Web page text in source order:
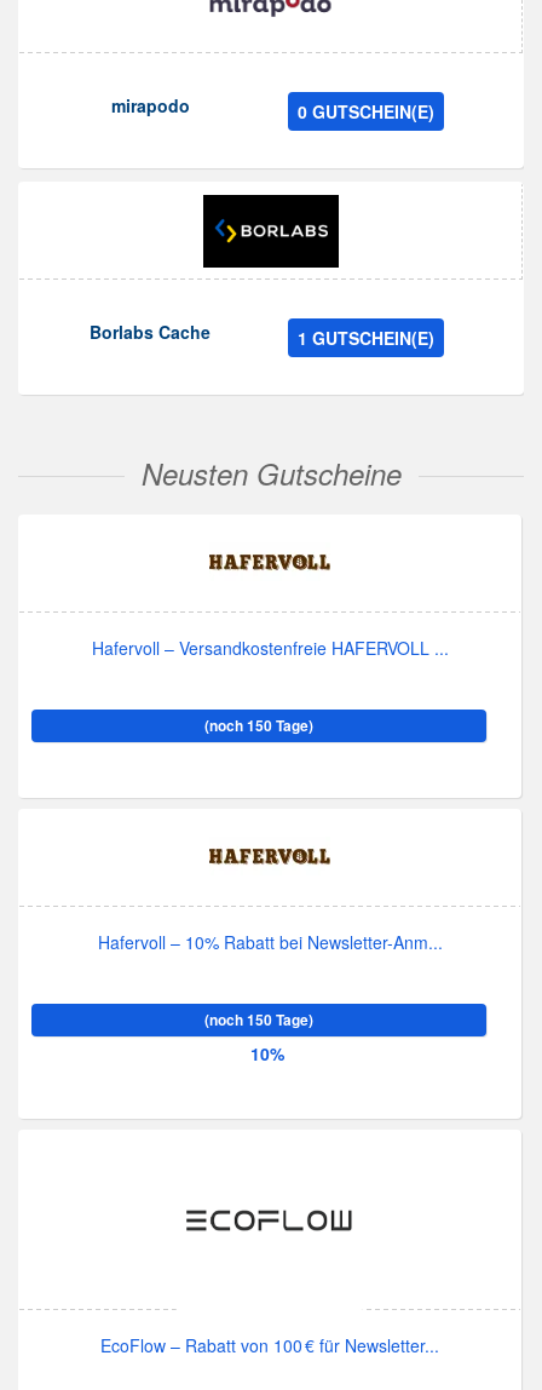
mirapodo 0 GUTSCHEIN(E)
Borlabs Cache 1 GUTSCHEIN(E)
Neusten Gutscheine
Hafervoll – Versandkostenfreie HAFERVOLL ...
(noch 150 Tage)
Hafervoll – 10% Rabatt bei Newsletter-Anm...
(noch 150 Tage)
10%
EcoFlow – Rabatt von 100 € für Newsletter...